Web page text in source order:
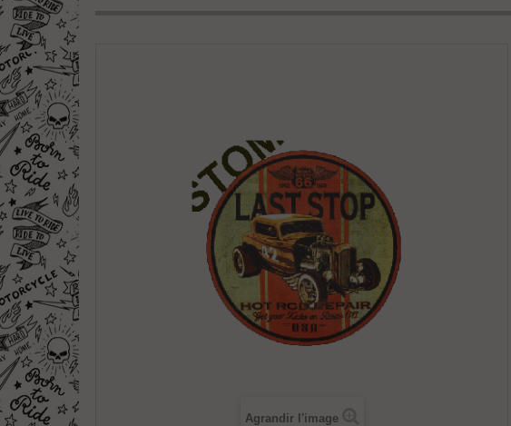
Agrandir l'image